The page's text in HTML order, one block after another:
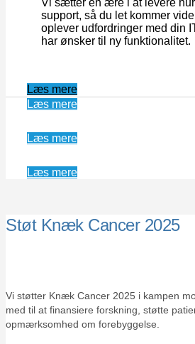
support, så du let kommer
oplever udfordringer med din
har ønsker til ny funktionalitet.
Læs mere
Læs mere
Læs mere
Læs mere
Støt Knæk Cancer 2025
Vi støtter Knæk Cancer 2025 i kampen
med til at finansiere forskning, støtte
opmærksomhed om forebyggelse.